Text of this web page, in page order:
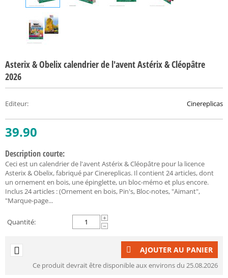
Asterix & Obelix calendrier de l'avent Astérix & Cléopâtre
2026
Editeur: Cinereplicas
39.90
Description courte:
Ceci est un calendrier de l'avent Astérix & Cléopâtre pour la licence
Asterix & Obelix, fabriqué par Cinereplicas. Il contient 24 articles, dont
un ornement en bois, une épinglette, un bloc-mémo et plus encore.
Inclus 24 articles : (Ornement en bois, Pin's, Bloc-notes, "Aimant",
"Marque-page...
Quantité:
+
−
AJOUTER AU PANIER
Ce produit devrait être disponible aux environs du 25.08.2026